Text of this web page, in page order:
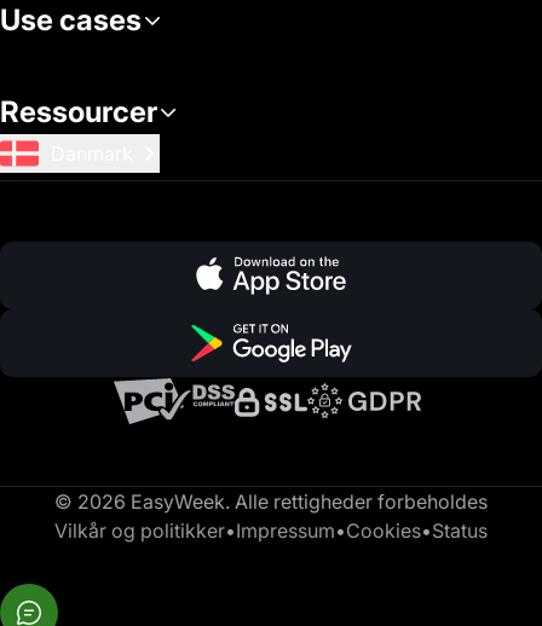
Use cases
Ressourcer
© 2026 EasyWeek. Alle rettigheder forbeholdes
Vilkår og politikker•Impressum•Cookies•Status